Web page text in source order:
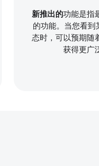
新推出的功能是指
的功能。当您看到
态时，可以预期随
获得更广